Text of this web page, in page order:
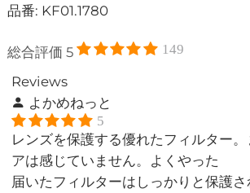
品番: KF01.1780
総合評価5 149
Reviews
よかめねっと
5
レンズを保護する優れたフィルター
アは感じていません。よくやった
届いたフィルターはしっかりと保護